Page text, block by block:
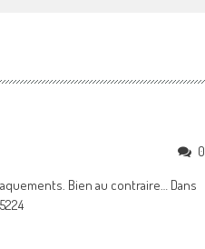
0
Bien au contraire… Dans